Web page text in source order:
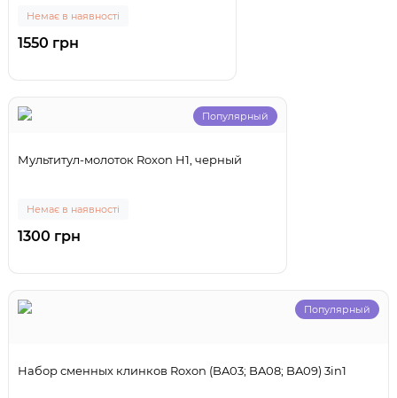
Немає в наявності
1550 грн
Популярный
Мультитул-молоток Roxon H1, черный
Немає в наявності
1300 грн
Популярный
Набор сменных клинков Roxon (BA03; BA08; BA09) 3in1